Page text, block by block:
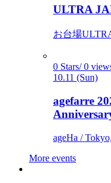
ULTRA
お台場
0 Stars/ 0
10.11 (Sun)
agefarre
ageHa / Tokyo,
More events